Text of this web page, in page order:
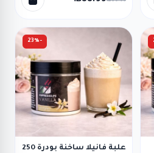
-23%
علبة فانيلا ساخنة بودرة 250